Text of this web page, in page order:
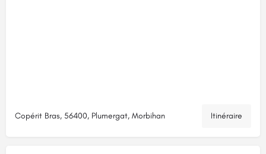
Copérit Bras, 56400, Plumergat, Morbihan Itinéraire